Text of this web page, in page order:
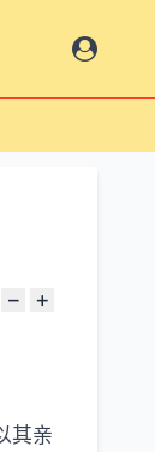
− +
其亲